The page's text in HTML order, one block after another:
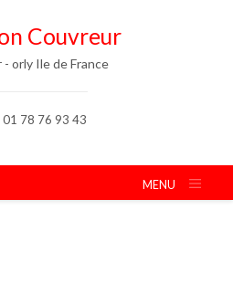
Couvreur
orly Ile de France
01 78 76 93 43
MENU